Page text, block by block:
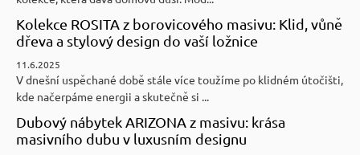
Kolekce ROSITA z borovicového masivu: Klid, vůně
dřeva a stylový design do vaší ložnice
11.6.2025
V dnešní uspěchané době stále více toužíme po klidném útočišti,
kde načerpáme energii a skutečně si ...
Dubový nábytek ARIZONA z masivu: krása
masivního dubu v luxusním designu